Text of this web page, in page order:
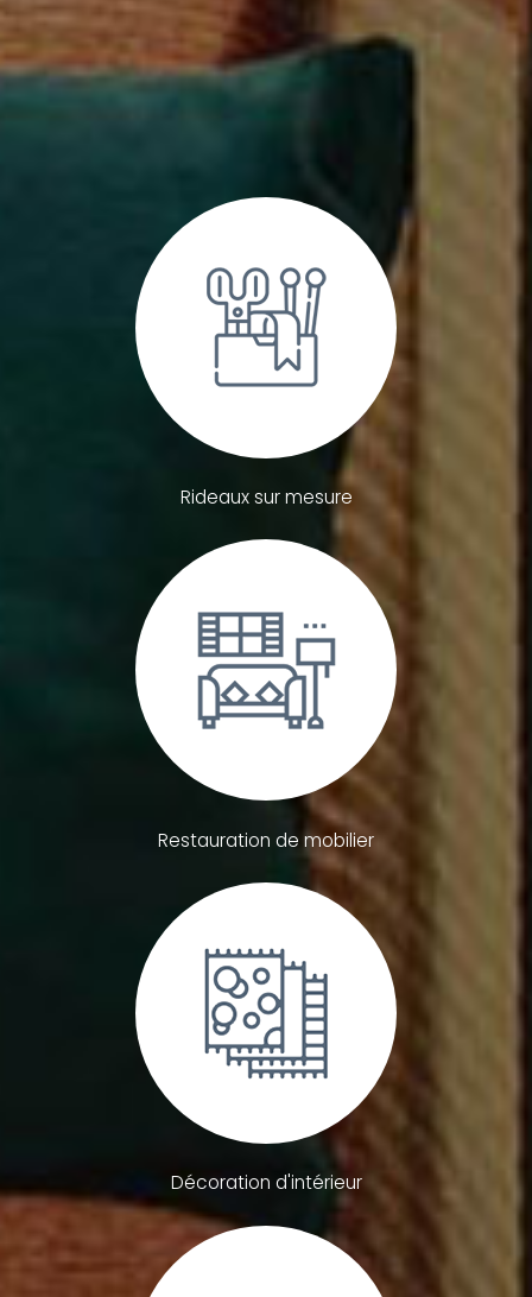
Rideaux sur mesure
Restauration de mobilier
Décoration d'intérieur